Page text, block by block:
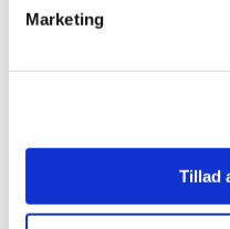
Marketing
Tillad
2020 (263)